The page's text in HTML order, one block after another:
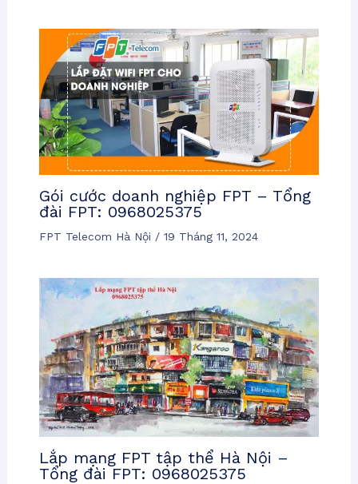
Gói cước doanh nghiệp FPT – Tổng
đài FPT: 0968025375
FPT Telecom Hà Nội / 19 Tháng 11, 2024
Lắp mạng FPT tập thể Hà Nội –
Tổng đài FPT: 0968025375